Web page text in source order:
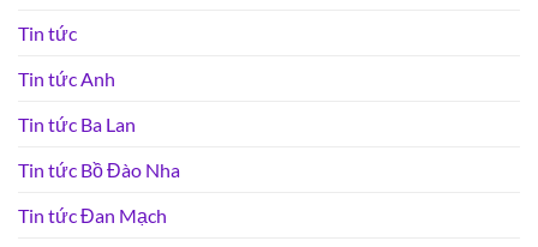
Tin tức
Tin tức Anh
Tin tức Ba Lan
Tin tức Bồ Đào Nha
Tin tức Đan Mạch